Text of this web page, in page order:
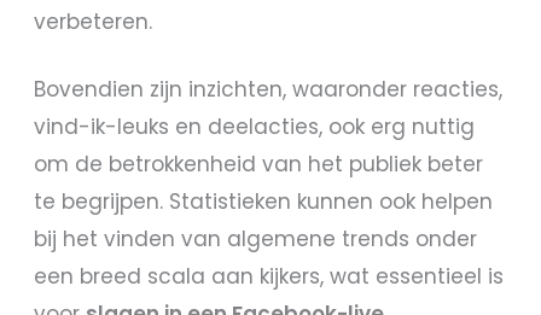
verbeteren.
Bovendien zijn inzichten, waaronder reacties,
vind-ik-leuks en deelacties, ook erg nuttig
om de betrokkenheid van het publiek beter
te begrijpen. Statistieken kunnen ook helpen
bij het vinden van algemene trends onder
een breed scala aan kijkers, wat essentieel is